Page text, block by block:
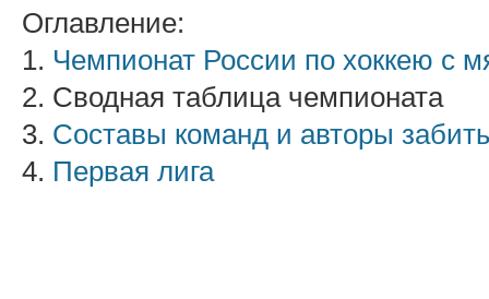
Оглавление:
1. Чемпионат России по хоккею с
2. Сводная таблица чемпионата
3. Составы команд и авторы
4. Первая лига